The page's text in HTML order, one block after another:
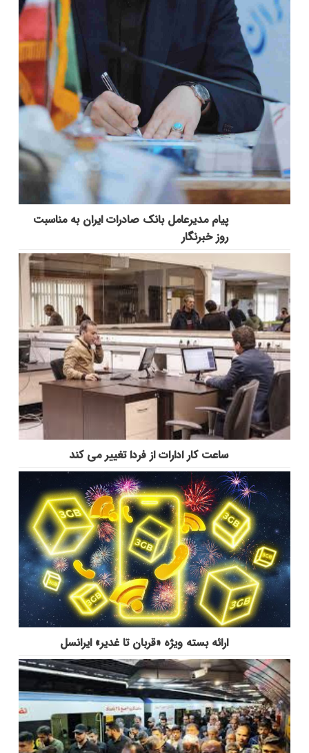
پیام مدیرعامل بانک صادرات ایران به مناسبت
روز خبرنگار
ساعت کار ادارات از فردا تغییر می کند
ارائه بسته ویژه «قربان تا غدیر» ایرانسل